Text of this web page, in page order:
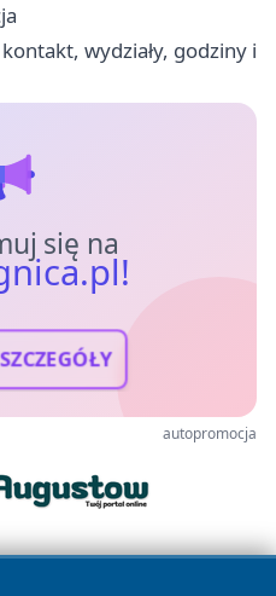
wydziały, godziny i
się na
autopromocja